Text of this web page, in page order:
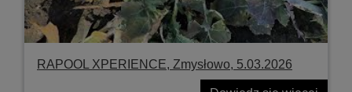
RAPOOL XPERIENCE, Zmysłowo, 5.03.2026